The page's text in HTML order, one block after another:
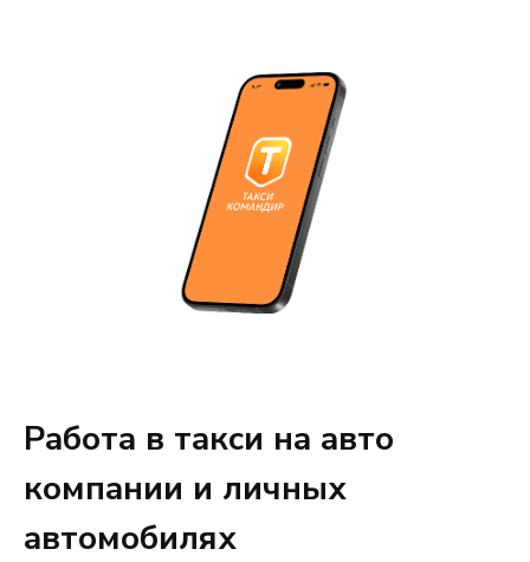
Работа в такси на авто
компании и личных
автомобилях